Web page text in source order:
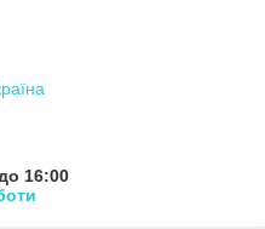
16:00